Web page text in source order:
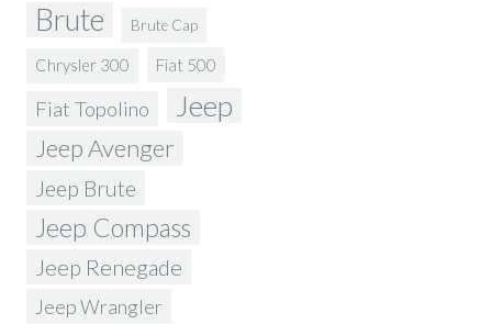
Brute Brute Cap
Chrysler 300 Fiat 500
Fiat Topolino Jeep
Jeep Avenger
Jeep Brute
Jeep Compass
Jeep Renegade
Jeep Wrangler